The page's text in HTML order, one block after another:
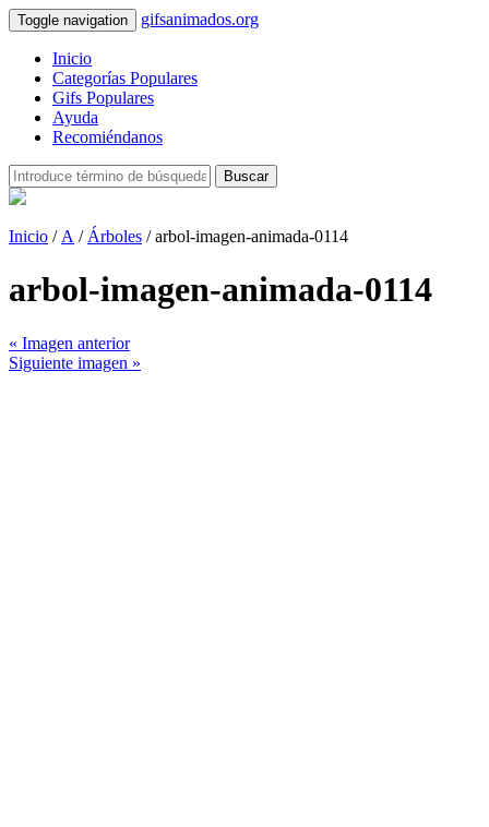
Toggle navigation gifsanimados.org
Inicio
Categorías Populares
Gifs Populares
Ayuda
Recomiéndanos
Buscar
Inicio / A / Árboles / arbol-imagen-animada-0114
arbol-imagen-animada-0114
« Imagen anterior
Siguiente imagen »